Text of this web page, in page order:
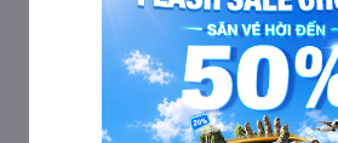
hành khách, Vận Tải An Bình đã
hàng đầu của nhiều khách hàng
Nguyên - Thái Nguyên từ Bắc Từ
cạnh dàn xe chất lượng cao, hãng
Thái Nguyên - Thái Nguyên từ
sở hữu đội ngũ tài xế chuyên